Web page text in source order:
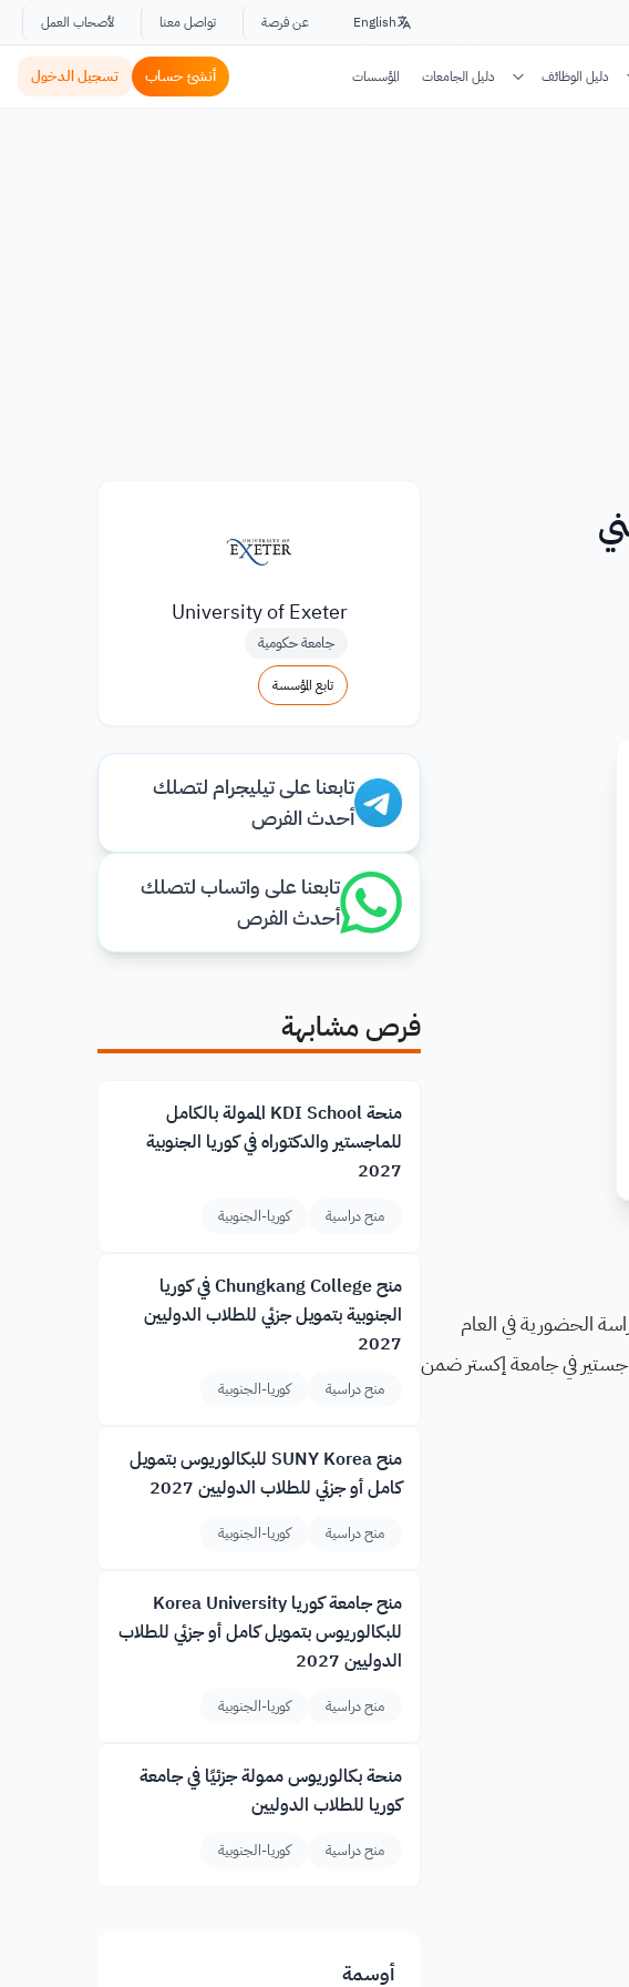
English عن فرصة تواصل معنا لأصحاب العمل
دليل الوظائف دليل الجامعات المؤسسات أنشئ حساب تسجيل الدخول
الحضورية في العام
الماجستير في جامعة إكستر ضمن
University of Exeter
جامعة حكومية
تابع المؤسسة
تابعنا على تيليجرام لتصلك
أحدث الفرص
تابعنا على واتساب لتصلك
أحدث الفرص
فرص مشابهة
منحة KDI School الممولة بالكامل
للماجستير والدكتوراه في كوريا الجنوبية
2027
منح دراسية كوريا-الجنوبية
منح Chungkang College في كوريا
الجنوبية بتمويل جزئي للطلاب الدوليين
2027
منح دراسية كوريا-الجنوبية
منح SUNY Korea للبكالوريوس بتمويل
كامل أو جزئي للطلاب الدوليين 2027
منح دراسية كوريا-الجنوبية
منح جامعة كوريا Korea University
للبكالوريوس بتمويل كامل أو جزئي للطلاب
الدوليين 2027
منح دراسية كوريا-الجنوبية
منحة بكالوريوس ممولة جزئيًا في جامعة
كوريا للطلاب الدوليين
منح دراسية كوريا-الجنوبية
أوسمة